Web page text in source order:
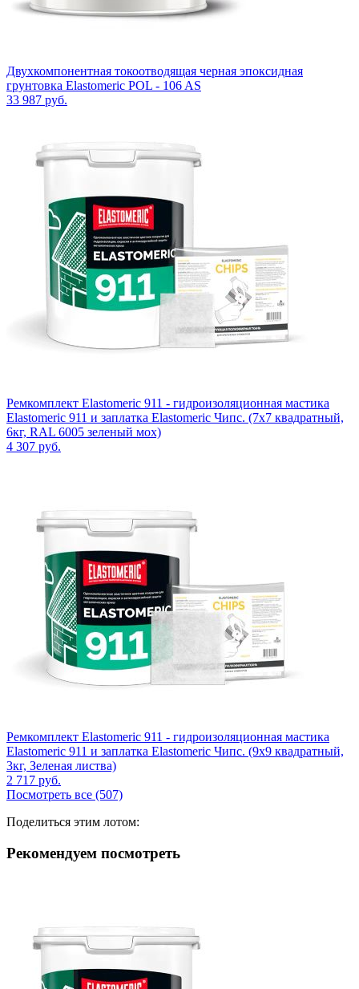
Двухкомпонентная токоотводящая черная эпоксидная
грунтовка Elastomeric POL - 106 AS
33 987 руб.
Ремкомплект Elastomeric 911 - гидроизоляционная мастика
Elastomeric 911 и заплатка Elastomeric Чипс. (7х7 квадратный,
6кг, RAL 6005 зеленый мох)
4 307 руб.
Ремкомплект Elastomeric 911 - гидроизоляционная мастика
Elastomeric 911 и заплатка Elastomeric Чипс. (9х9 квадратный,
3кг, Зеленая листва)
2 717 руб.
Посмотреть все (507)
Поделиться этим лотом:
Рекомендуем посмотреть